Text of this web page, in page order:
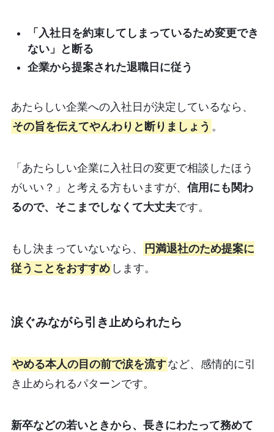
「入社日を約束してしまっているため変更でき
ない」と断る
企業から提案された退職日に従う
あたらしい企業への入社日が決定しているなら、
その旨を伝えてやんわりと断りましょう 。
「あたらしい企業に入社日の変更で相談したほう
がいい？」と考える方もいますが、 信用にも関わ
るので、そこまでしなくて大丈夫です。
もし決まっていないなら、
円満退社のため提案に
従うことをおすすめ します。
涙ぐみながら引き止められたら
やめる本人の目の前で涙を流すなど、感情的に引
き止められるパターンです。
新卒などの若いときから、長きにわたって務めて